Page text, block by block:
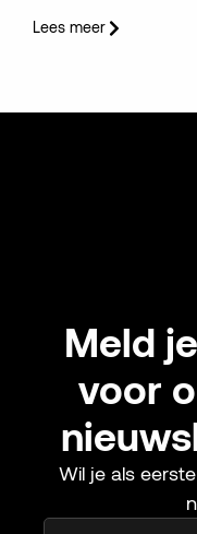
Lees meer
Meld je
voor
Wil je als eerste
Email